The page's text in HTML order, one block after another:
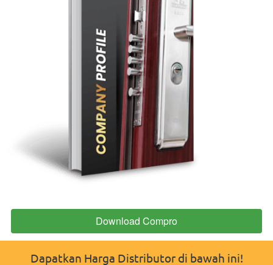
`Download Compro
Dapatkan Harga Distributor di bawah ini!